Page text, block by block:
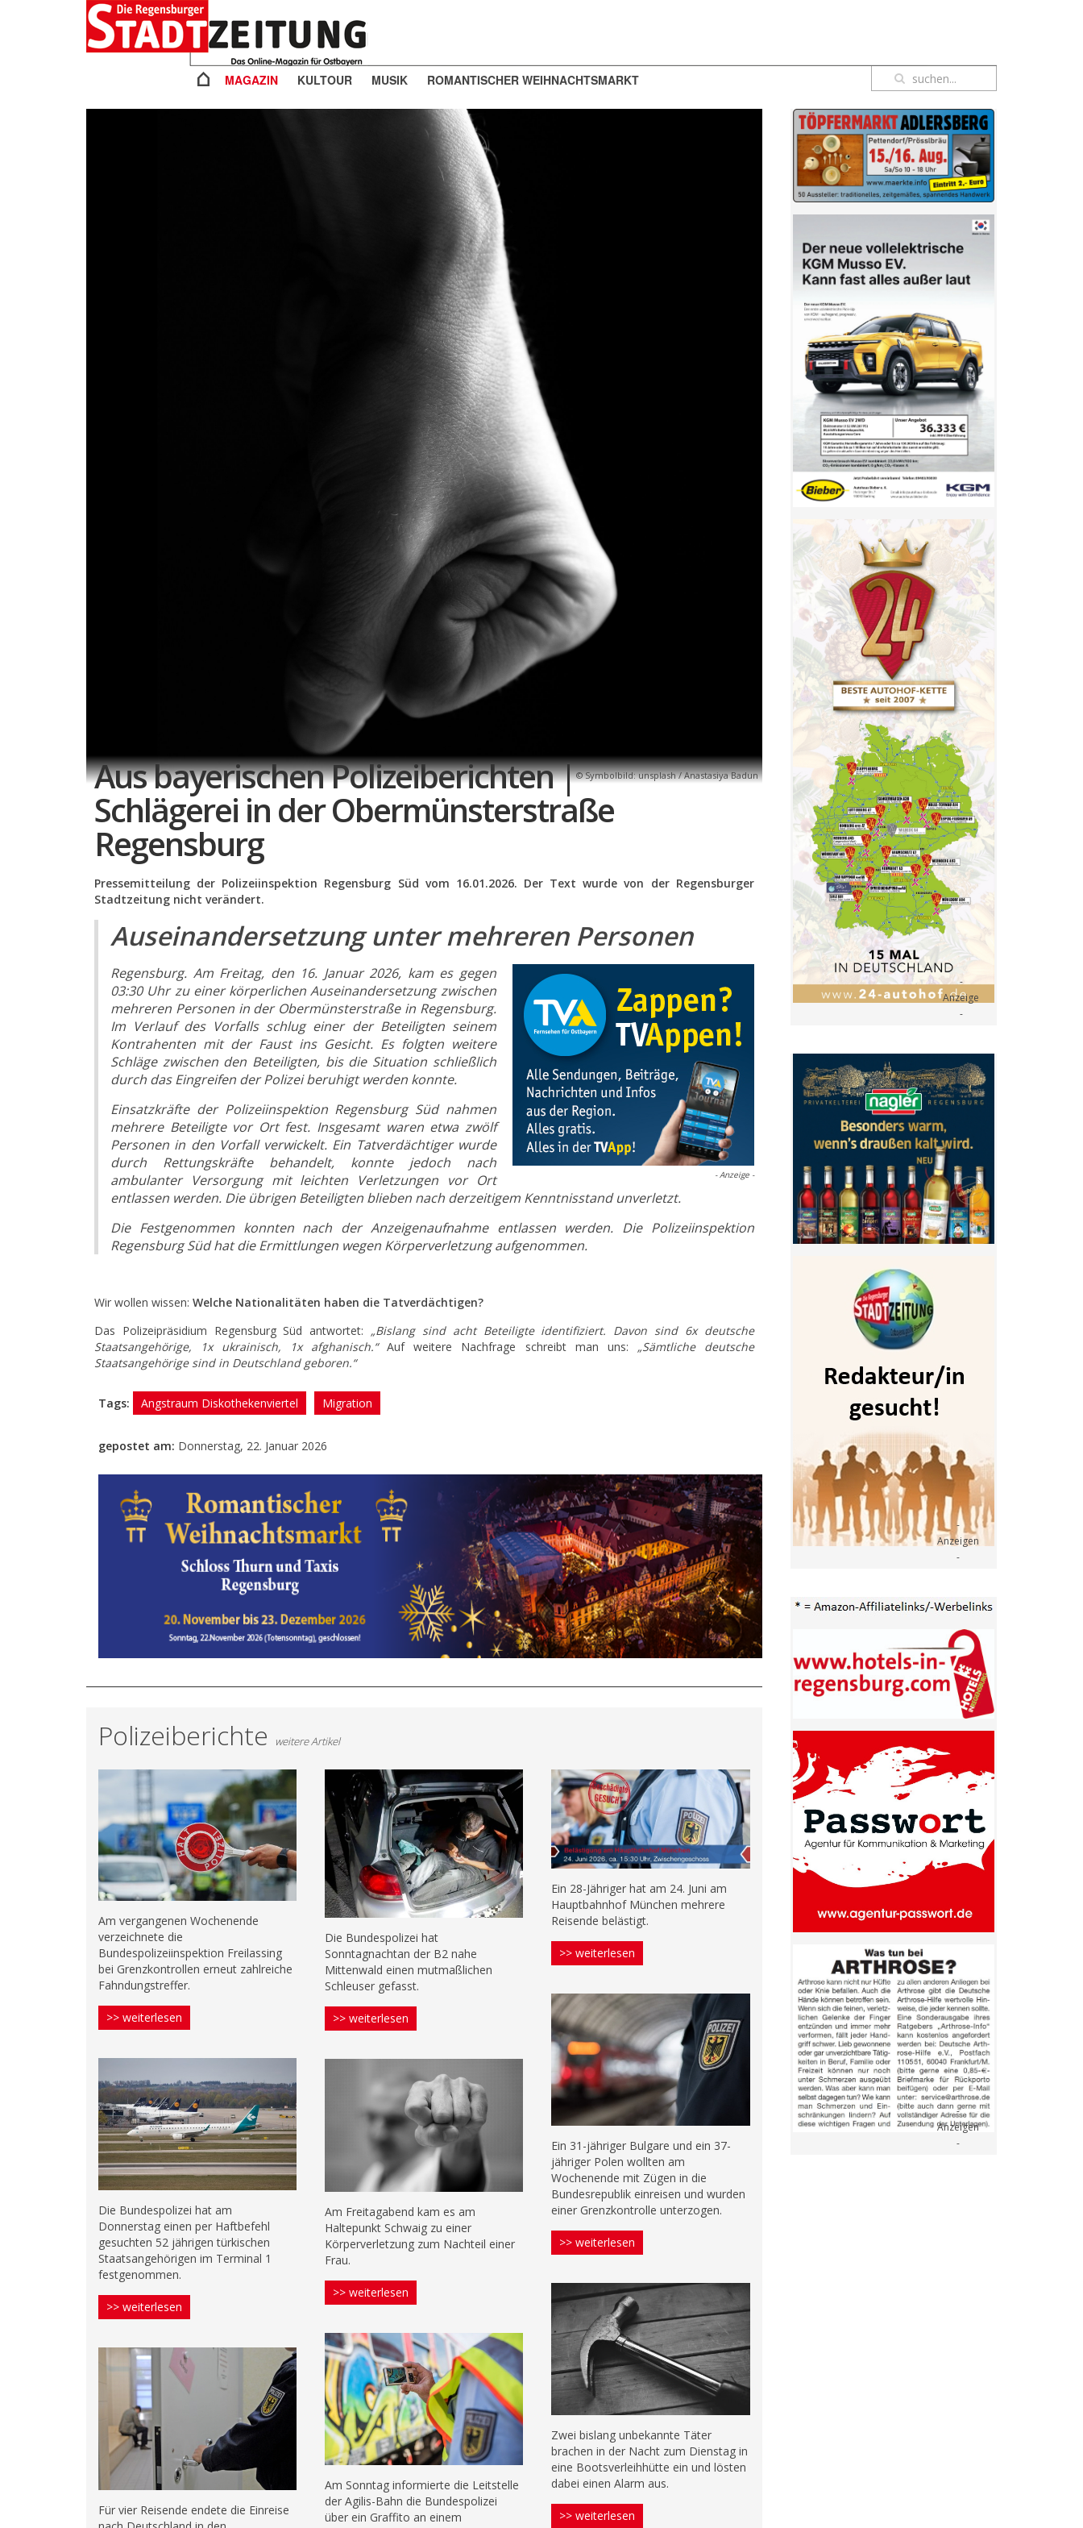
MAGAZIN KULTOUR MUSIK ROMANTISCHER WEIHNACHTSMARKT
Symbolbild: unsplash / Anastasiya Badun
Aus bayerischen Polizeiberichten |
Schlägerei in der Obermünsterstraße
Regensburg
Pressemitteilung der Polizeiinspektion Regensburg Süd vom 16.01.2026. Der Text wurde von der Regensburger
Stadtzeitung nicht verändert.
Auseinandersetzung unter mehreren Personen
- Anzeige -
Regensburg. Am Freitag, den 16. Januar 2026, kam es gegen
03:30 Uhr zu einer körperlichen Auseinandersetzung zwischen
mehreren Personen in der Obermünsterstraße in Regensburg.
Im Verlauf des Vorfalls schlug einer der Beteiligten seinem
Kontrahenten mit der Faust ins Gesicht. Es folgten weitere
Schläge zwischen den Beteiligten, bis die Situation schließlich
durch das Eingreifen der Polizei beruhigt werden konnte.
Einsatzkräfte der Polizeiinspektion Regensburg Süd nahmen
mehrere Beteiligte vor Ort fest. Insgesamt waren etwa zwölf
Personen in den Vorfall verwickelt. Ein Tatverdächtiger wurde
durch Rettungskräfte behandelt, konnte jedoch nach
ambulanter Versorgung mit leichten Verletzungen vor Ort
entlassen werden. Die übrigen Beteiligten blieben nach derzeitigem Kenntnisstand unverletzt.
Die Festgenommen konnten nach der Anzeigenaufnahme entlassen werden. Die Polizeiinspektion
Regensburg Süd hat die Ermittlungen wegen Körperverletzung aufgenommen.
Wir wollen wissen: Welche Nationalitäten haben die Tatverdächtigen?
Das Polizeipräsidium Regensburg Süd antwortet: „Bislang sind acht Beteiligte identifiziert. Davon sind 6x deutsche
Staatsangehörige, 1x ukrainisch, 1x afghanisch.“Auf weitere Nachfrage schreibt man uns: „Sämtliche deutsche
Staatsangehörige sind in Deutschland geboren.“
Tags: Angstraum Diskothekenviertel Migration
gepostet am: Donnerstag, 22. Januar 2026
- Anzeige -
Polizeiberichte weitere Artikel
Am vergangenen Wochenende
verzeichnete die
Bundespolizeiinspektion Freilassing
bei Grenzkontrollen erneut zahlreiche
Fahndungstreffer.
>> weiterlesen
Die Bundespolizei hat
Sonntagnachtan der B2 nahe
Mittenwald einen mutmaßlichen
Schleuser gefasst.
>> weiterlesen
Ein 28-Jähriger hat am 24. Juni am
Hauptbahnhof München mehrere
Reisende belästigt.
>> weiterlesen
Die Bundespolizei hat am
Donnerstag einen per Haftbefehl
gesuchten 52 jährigen türkischen
Staatsangehörigen im Terminal 1
festgenommen.
>> weiterlesen
Am Freitagabend kam es am
Haltepunkt Schwaig zu einer
Körperverletzung zum Nachteil einer
Frau.
>> weiterlesen
Ein 31-jähriger Bulgare und ein 37-
jähriger Polen wollten am
Wochenende mit Zügen in die
Bundesrepublik einreisen und wurden
einer Grenzkontrolle unterzogen.
>> weiterlesen
Für vier Reisende endete die Einreise
Am Sonntag informierte die Leitstelle
der Agilis-Bahn die Bundespolizei
über ein Graffito an einem
Zwei bislang unbekannte Täter
brachen in der Nacht zum Dienstag in
eine Bootsverleihhütte ein und lösten
dabei einen Alarm aus.
>> weiterlesen